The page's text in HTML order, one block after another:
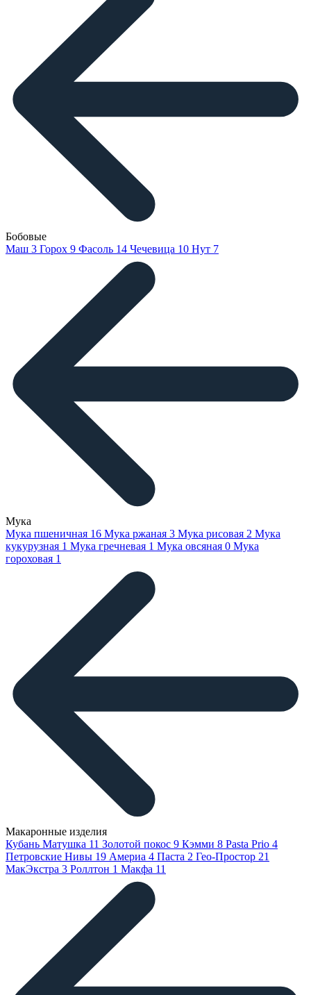
Бобовые
Маш 3 Горох 9 Фасоль 14 Чечевица 10 Нут 7
Мука
Мука пшеничная 16 Мука ржаная 3 Мука рисовая 2 Мука
кукурузная 1 Мука гречневая 1 Мука овсяная 0 Мука
гороховая 1
Макаронные изделия
Кубань Матушка 11 Золотой покос 9 Кэмми 8 Pasta Prio 4
Петровские Нивы 19 Америа 4 Паста 2 Гео-Простор 21
МакЭкстра 3 Роллтон 1 Макфа 11